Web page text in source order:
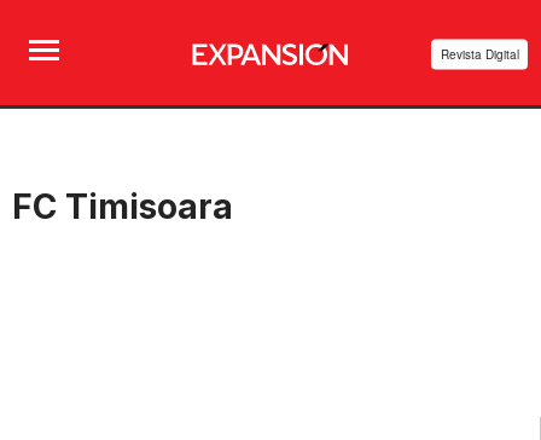
Revista Digital
FC Timisoara